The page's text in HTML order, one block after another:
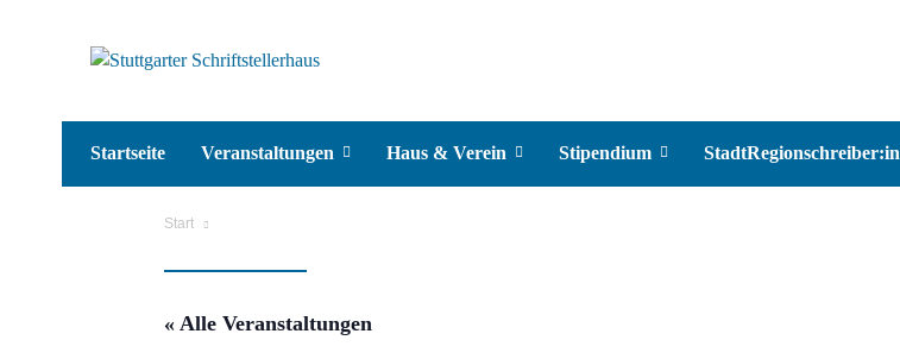
Startseite Veranstaltungen Haus & Verein Stipendium StadtRegionschreiber:in
Start
« Alle Veranstaltungen